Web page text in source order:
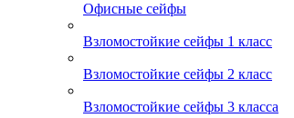
Офисные сейфы
Взломостойкие сейфы 1 класс
Взломостойкие сейфы 2 класс
Взломостойкие сейфы 3 класса